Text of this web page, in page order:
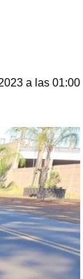
a las 01:00